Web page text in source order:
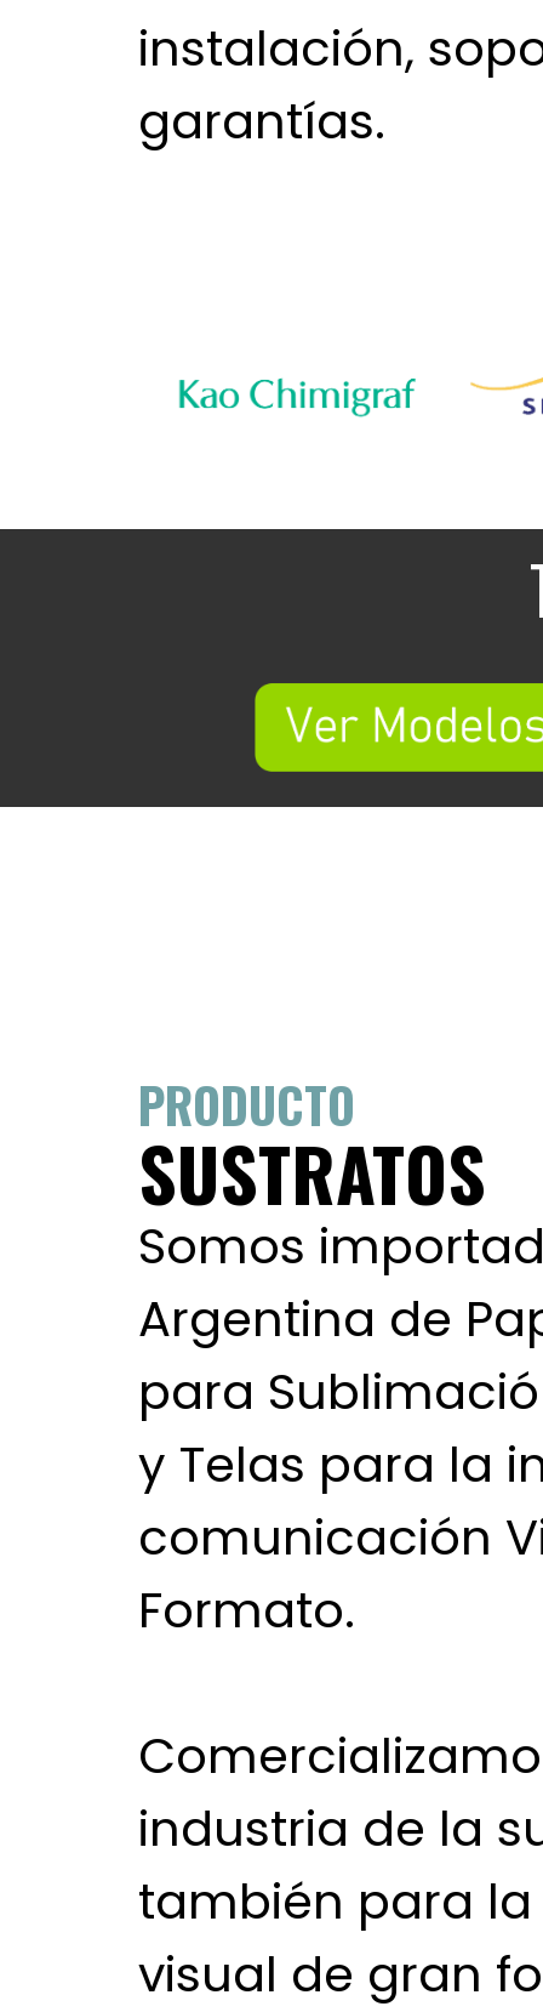
instalación,
garantías.
PRODUCTO
SUSTRATOS
Somos
Argentina de
para
y Telas para la
comunicación
Formato.
industria de la
también para
visual de gran